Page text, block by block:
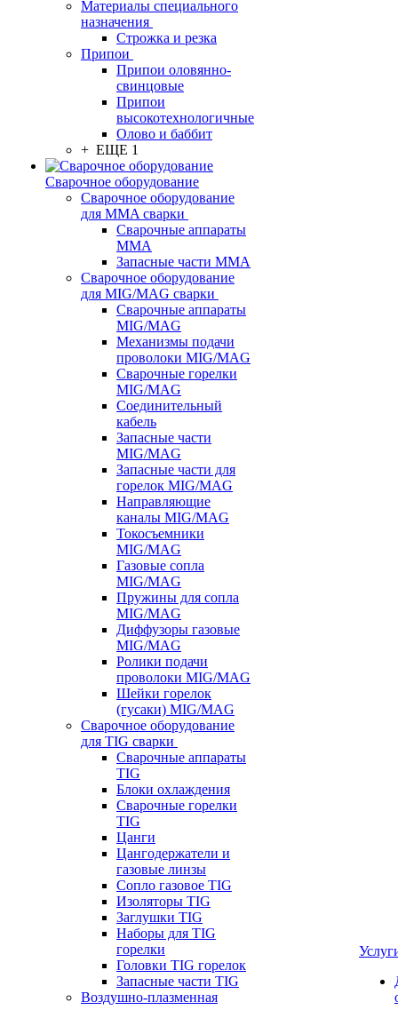
Материалы специального
назначения
Строжка и резка
Припои
Припои оловянно-
свинцовые
Припои
высокотехнологичные
Олово и баббит
+ ЕЩЕ 1
Сварочное оборудование
Сварочное оборудование
для MMA сварки
Сварочные аппараты
MMA
Запасные части MMA
Сварочное оборудование
для MIG/MAG сварки
Сварочные аппараты
MIG/MAG
Механизмы подачи
проволоки MIG/MAG
Сварочные горелки
MIG/MAG
Соединительный
кабель
Запасные части
MIG/MAG
Запасные части для
горелок MIG/MAG
Направляющие
каналы MIG/MAG
Токосъемники
MIG/MAG
Газовые сопла
MIG/MAG
Пружины для сопла
MIG/MAG
Диффузоры газовые
MIG/MAG
Ролики подачи
проволоки MIG/MAG
Шейки горелок
(гусаки) MIG/MAG
Сварочное оборудование
для TIG сварки
Сварочные аппараты
TIG
Блоки охлаждения
Сварочные горелки
TIG
Цанги
Цангодержатели и
газовые линзы
Сопло газовое TIG
Изоляторы TIG
Заглушки TIG
Наборы для TIG
горелки
Головки TIG горелок
Запасные части TIG
Воздушно-плазменная